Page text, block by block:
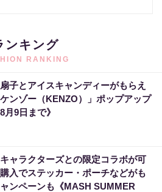
ンキング
RANKING
扇子とアイスキャンディーがもらえ
ンゾー（KENZO）」ポップアップ
月9日まで》
ャラクターズとの限定コラボが可
入でステッカー・ポーチなどがも
ンペーンも《MASH SUMMER